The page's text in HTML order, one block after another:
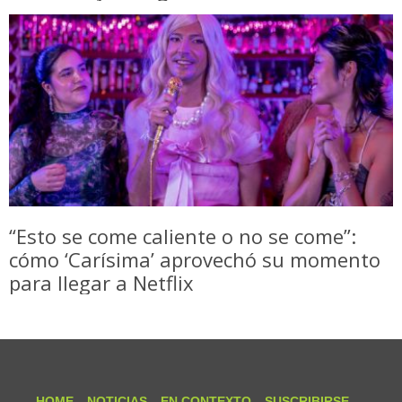
“Esto se come caliente o no se come”:
cómo ‘Carísima’ aprovechó su momento
para llegar a Netflix